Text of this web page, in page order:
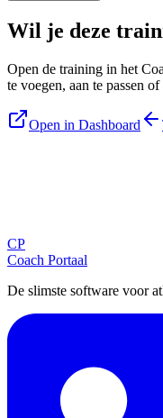
Wil je deze
Open de training in het
te voegen, aan te passen
Open in Dashboard
CP
Coach Portaal
De slimste software voor